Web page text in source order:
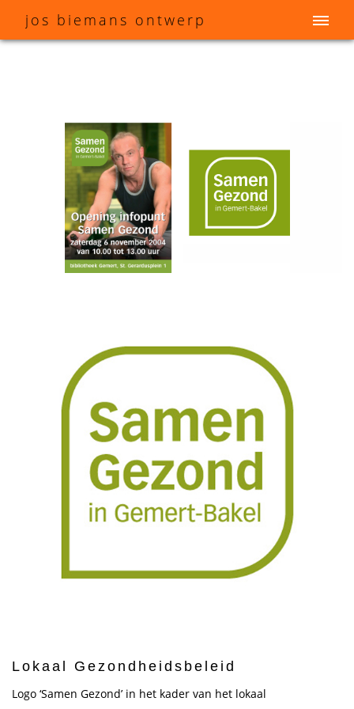
j os b iemans o ntwerp
Lokaal Gezondheidsbeleid
Logo ‘Samen Gezond’ in het kader van het lokaal